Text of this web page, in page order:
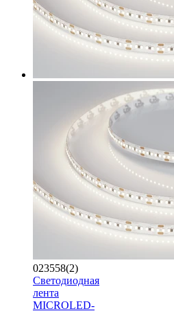
023558(2)
Светодиодная
лента
MICROLED-